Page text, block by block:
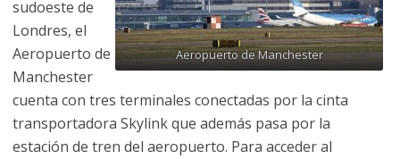
Aeropuerto de Manchester
sudoeste de
Londres, el
Aeropuerto de
Manchester
cuenta con tres terminales conectadas por la cinta
transportadora Skylink que además pasa por la
estación de tren del aeropuerto. Para acceder al